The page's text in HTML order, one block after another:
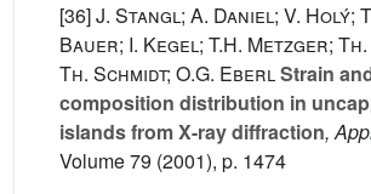
[36]J. Stangl; A. Daniel; V. Holý;
Bauer; I. Kegel; T.H. Metzger; Th.
Th. Schmidt; O.G. EberlStrain
composition distribution in
islands from X-ray diffraction,
Volume 79 (2001), p. 1474